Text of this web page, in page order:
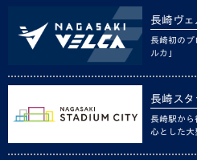
長崎ヴェ
長崎初のプ
ルカ」
長崎スタ
長崎駅から
心とした